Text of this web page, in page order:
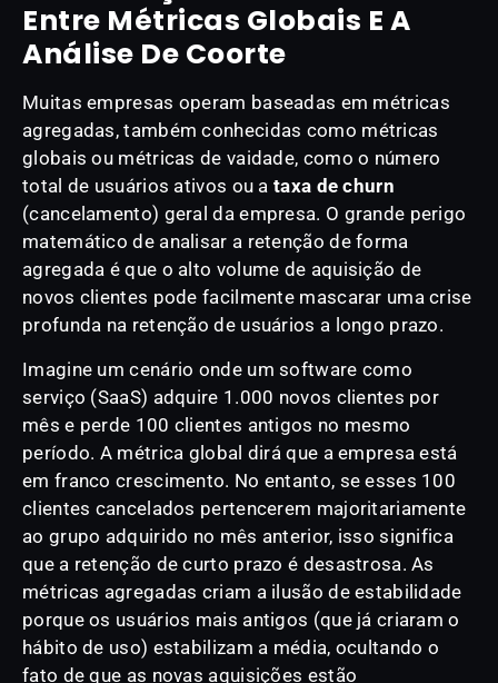
Entre Métricas Globais E A
Análise De Coorte
Muitas empresas operam baseadas em métricas
agregadas, também conhecidas como métricas
globais ou métricas de vaidade, como o número
total de usuários ativos ou ataxa de churn
(cancelamento) geral da empresa. O grande perigo
matemático de analisar a retenção de forma
agregada é que o alto volume de aquisição de
novos clientes pode facilmente mascarar uma crise
profunda na retenção de usuários a longo prazo.
Imagine um cenário onde um software como
serviço (SaaS) adquire 1.000 novos clientes por
mês e perde 100 clientes antigos no mesmo
período. A métrica global dirá que a empresa está
em franco crescimento. No entanto, se esses 100
clientes cancelados pertencerem majoritariamente
ao grupo adquirido no mês anterior, isso significa
que a retenção de curto prazo é desastrosa. As
métricas agregadas criam a ilusão de estabilidade
porque os usuários mais antigos (que já criaram o
hábito de uso) estabilizam a média, ocultando o
fato de que as novas aquisições estão